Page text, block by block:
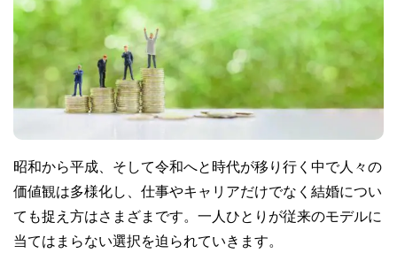
昭和から平成、そして令和へと時代が移り行く中で人々の
価値観は多様化し、仕事やキャリアだけでなく結婚につい
ても捉え方はさまざまです。一人ひとりが従来のモデルに
当てはまらない選択を迫られていきます。